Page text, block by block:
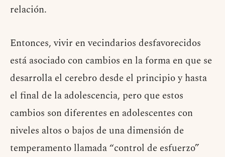
relación.
Entonces, vivir en vecindarios desfavorecidos
está asociado con cambios en la forma en que se
desarrolla el cerebro desde el principio y hasta
el final de la adolescencia, pero que estos
cambios son diferentes en adolescentes con
niveles altos o bajos de una dimensión de
temperamento llamada “control de esfuerzo”